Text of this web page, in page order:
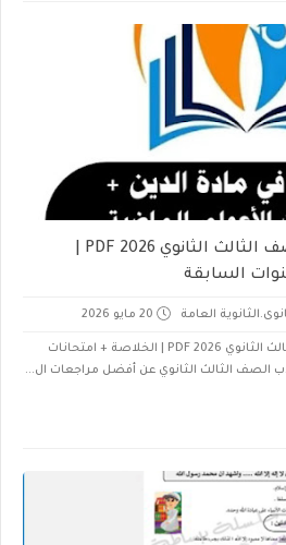
تحميل مراجعة الدين للصف الثالث الثانوي 2026 PDF |
السابقة
العامة 20 مايو 2026
تحميل مراجعة الدين للصف الثالث الثانوي 2026 PDF | الخلاصة + امتحانات
الصف الثالث الثانوي عن أفضل مراجعات ال...